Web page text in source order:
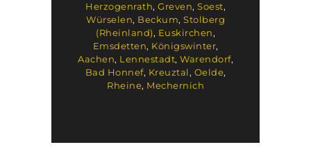
Herzogenrath, Greven, Soest,
Würselen, Beckum, Stolberg
(Rheinland), Euskirchen,
Emsdetten, Königswinter,
Aachen, Lennestadt, Warendorf,
Bad Honnef, Kreuztal, Oelde,
Rheine, Mechernich